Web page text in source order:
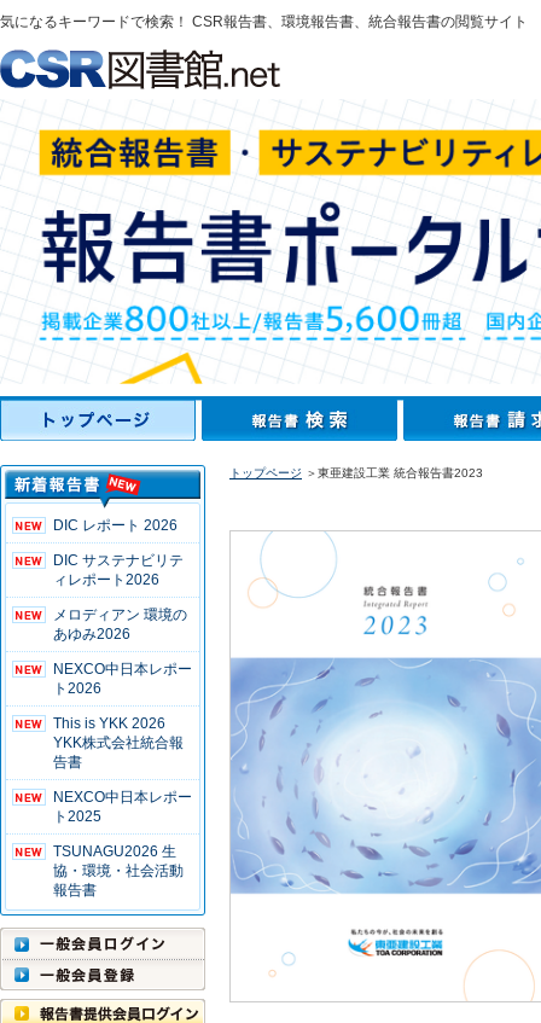
気になるキーワードで検索！ CSR報告書、環境報告書、統合報告書の閲覧サイト
DIC レポート 2026
DIC サステナビリテ
ィレポート2026
メロディアン 環境の
あゆみ2026
NEXCO中日本レポー
ト2026
This is YKK 2026
YKK株式会社統合報
告書
NEXCO中日本レポー
ト2025
TSUNAGU2026 生
協・環境・社会活動
報告書
トップページ ＞東亜建設工業 統合報告書2023